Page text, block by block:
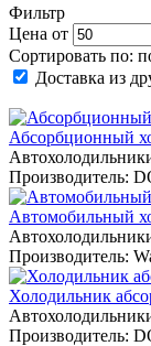
Фильтр
Цена от
Сортировать по:
Доставка из
Абсорбционный
Производитель:
Автомобильный
Производитель:
Холодильник
Производитель: